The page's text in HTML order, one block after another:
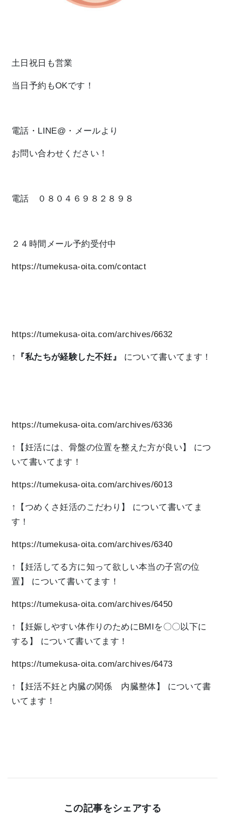
土日祝日 も営業
当日予約 もOKです！
電話・LINE@・メールより
お問い合わせください！
電話 ０８０４６９８２８９８
２４時間メール予約受付中
https://tumekusa-oita.com/contact
https://tumekusa-oita.com/archives/6632
↑ 『私たちが経験した不妊』 について書いてます！
https://tumekusa-oita.com/archives/6336
↑【妊活には、骨盤の位置を整えた方が良い】
につ
いて書いてます！
https://tumekusa-oita.com/archives/6013
↑【つめくさ妊活のこだわり】
について書いてま
す！
https://tumekusa-oita.com/archives/6340
↑【妊活してる方に知って欲しい本当の子宮の位
置】
について書いてます！
https://tumekusa-oita.com/archives/6450
↑【妊娠しやすい体作りのためにBMIを〇〇以下に
する】
について書いてます！
https://tumekusa-oita.com/archives/6473
↑【妊活不妊と内臓の関係 内臓整体】
について書
いてます！
この記事をシェアする